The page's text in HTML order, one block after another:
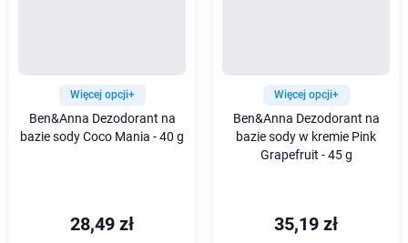
Więcej opcji+
Ben&Anna Dezodorant na
bazie sody Coco Mania - 40 g
28,49 zł
Więcej opcji+
Ben&Anna Dezodorant na
bazie sody w kremie Pink
Grapefruit - 45 g
35,19 zł